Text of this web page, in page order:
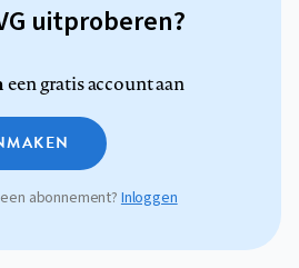
uitproberen?
een gratis account aan
abonnement?Inloggen